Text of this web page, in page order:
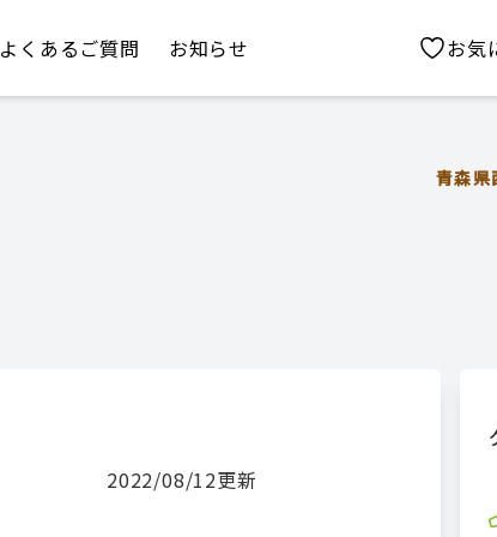
よくあるご質問 お知らせ お気
青森県
2022/08/12更新